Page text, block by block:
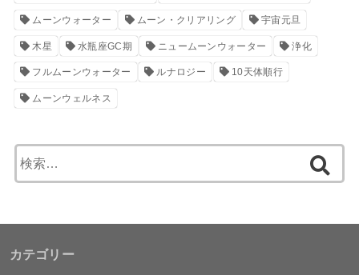
ムーンウォーター ムーン・クリアリング 宇宙元旦
木星 水瓶座GC期 ニュームーンウォーター 浄化
フルムーンウォーター ルナロジー 10天体順行
ムーンウェルネス
索
カテゴリー